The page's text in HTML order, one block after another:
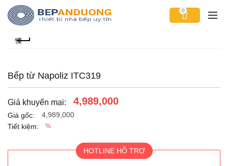
0
Bếp từ Napoliz ITC319
Giá khuyến mại: 4,989,000
Giá gốc:
4,989,000
Tiết kiệm:
%
HOTLINE HỖ TRỢ